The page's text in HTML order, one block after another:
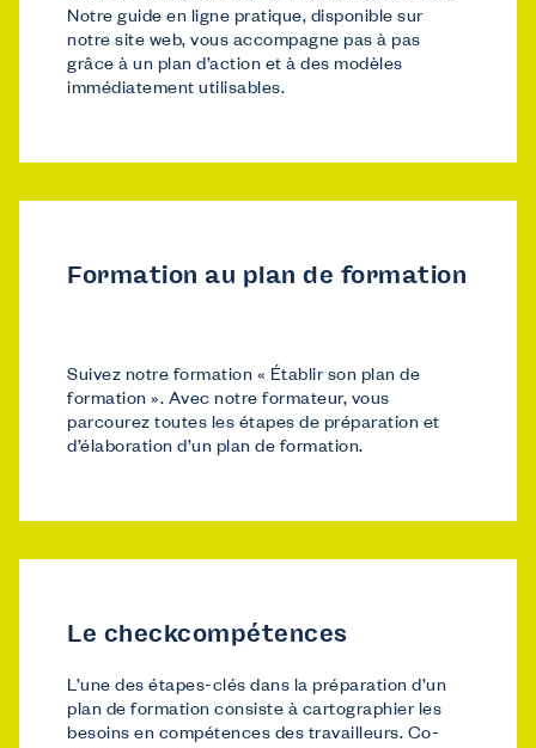
Notre guide en ligne pratique, disponible sur
notre site web, vous accompagne pas à pas
grâce à un plan d’action et à des modèles
immédiatement utilisables.
Formation au plan de formation
Suivez notre formation « Établir son plan de
formation ». Avec notre formateur, vous
parcourez toutes les étapes de préparation et
d’élaboration d’un plan de formation.
Le checkcompétences
L’une des étapes-clés dans la préparation d’un
plan de formation consiste à cartographier les
besoins en compétences des travailleurs. Co-